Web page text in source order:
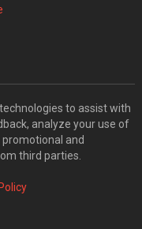
to assist with
analyze your use of
and
third parties.